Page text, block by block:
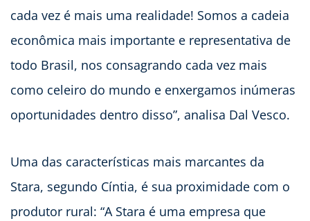
cada vez é mais uma realidade! Somos a cadeia
econômica mais importante e representativa de
todo Brasil, nos consagrando cada vez mais
como celeiro do mundo e enxergamos inúmeras
oportunidades dentro disso”, analisa Dal Vesco.
Uma das características mais marcantes da
Stara, segundo Cíntia, é sua proximidade com o
produtor rural: “A Stara é uma empresa que